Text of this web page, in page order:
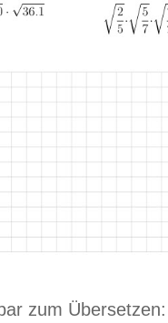
zum Übersetzen: